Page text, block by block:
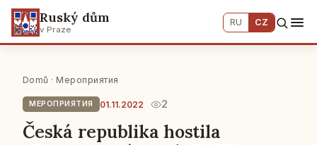
Ruský dům
v Praze
RU CZ
Domů · Мероприятия
МЕРОПРИЯТИЯ 01.11.2022 2
Česká republika hostila